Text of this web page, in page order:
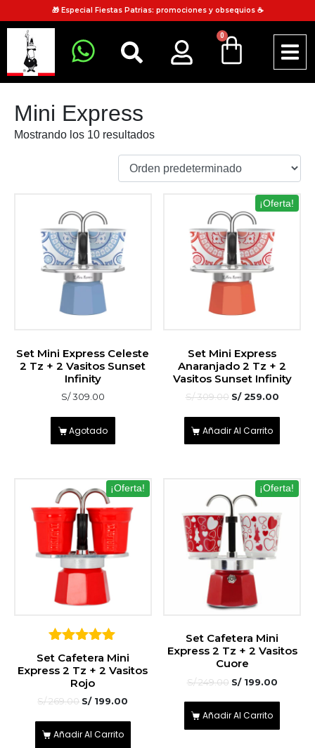
🎁 Especial Fiestas Patrias: promociones y obsequios ☕
0
Mini Express
Mostrando los 10 resultados
Set Mini Express Celeste
2 Tz + 2 Vasitos Sunset
Infinity
S/309.00
Agotado
¡Oferta!
Set Mini Express
Anaranjado 2 Tz + 2
Vasitos Sunset Infinity
S/309.00 S/259.00
Añadir Al Carrito
¡Oferta!
5
sobre 5
Set Cafetera Mini
Express 2 Tz + 2 Vasitos
Rojo
S/269.00 S/199.00
Añadir Al Carrito
¡Oferta!
Set Cafetera Mini
Express 2 Tz + 2 Vasitos
Cuore
S/249.00 S/199.00
Añadir Al Carrito